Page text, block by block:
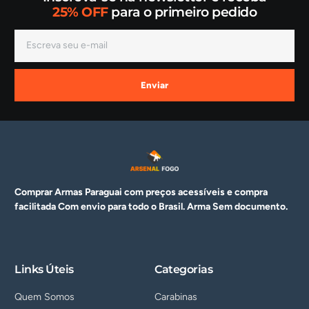
25% OFFpara o primeiro pedido
Enviar
Comprar Armas Paraguai com preços acessíveis e compra
facilitada Com envio para todo o Brasil. ArmaSem documento.
Links Úteis
Quem Somos
Categorias
Carabinas